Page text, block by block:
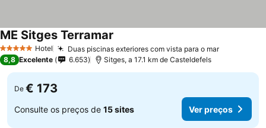
5 Estrelas Hotel Duas piscinas exteriores com vista para o marVer
ME Sitges Terramar
8,8 Excelente 6.653 Sitges, a 17.1 km de Casteldefels
De € 173
Consulte os preços de 15 sites Ver preços